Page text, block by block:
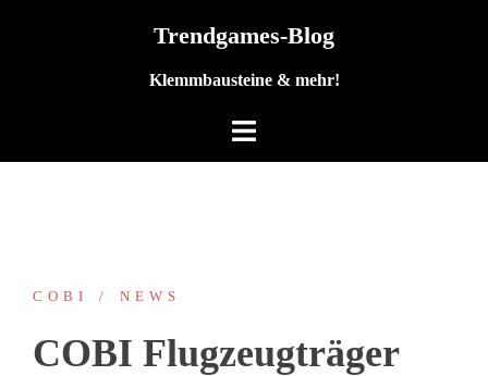
Trendgames-Blog
Klemmbausteine & mehr!
COBI NEWS
COBI Flugzeugträger